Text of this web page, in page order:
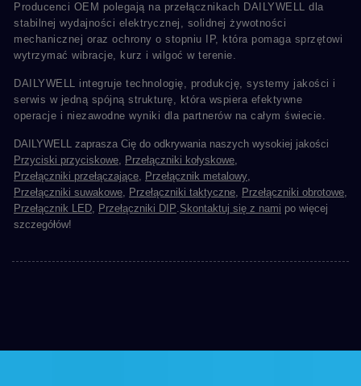
Producenci OEM polegają na przełącznikach DAILYWELL dla
stabilnej wydajności elektrycznej, solidnej żywotności
mechanicznej oraz ochrony o stopniu IP, która pomaga sprzętowi
wytrzymać wibracje, kurz i wilgoć w terenie.
DAILYWELL integruje technologię, produkcję, systemy jakości i
serwis w jedną spójną strukturę, która wspiera efektywne
operacje i niezawodne wyniki dla partnerów na całym świecie.
DAILYWELL zaprasza Cię do odkrywania naszych wysokiej jakości
Przyciski przyciskowe, Przełączniki kołyskowe,
Przełączniki przełączające, Przełącznik metalowy,
Przełączniki suwakowe, Przełączniki taktyczne, Przełączniki obrotowe,
Przełącznik LED, Przełączniki DIP.Skontaktuj się z nami po więcej
szczegółów!